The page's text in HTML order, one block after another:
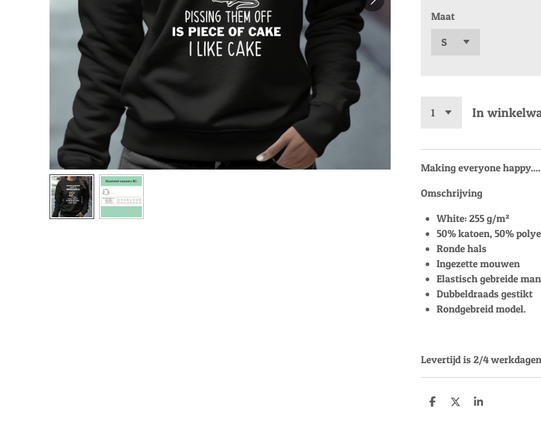
Maat
In
Making everyone
Omschrijving
White: 255 g/m²
50% katoen, 50%
Ronde hals
Ingezette mouwen
Elastisch gebreide
Dubbeldraads gestikt
Rondgebreid model.
Levertijd is 2/4
D
D
S